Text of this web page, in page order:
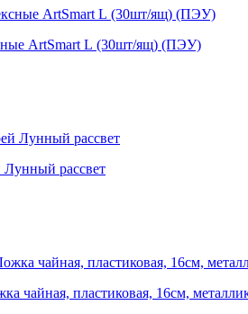
ArtSmart L (30шт/ящ) (ПЭУ)
Лунный рассвет
чайная, пластиковая, 16см,